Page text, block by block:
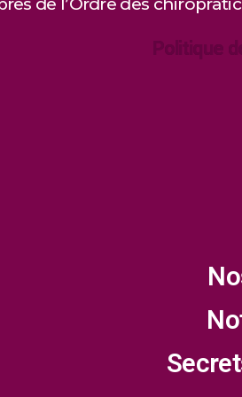
Politique